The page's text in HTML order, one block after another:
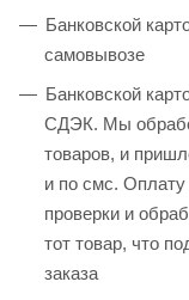
Банковской
самовывозе
Банковской
СДЭК. Мы
товаров, и
и по смс. Оплату
проверки и
тот товар, что
заказа